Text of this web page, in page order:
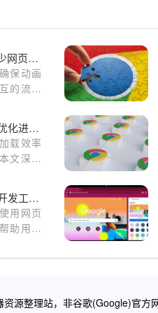
如何通过Google Chrome减少网页动画的加载延迟
保动画
的流畅
谷歌浏览器手机版网页加载优化进阶技巧
载效率
文深度
谷歌浏览器下载完成后网页开发工具使用技巧
用网页
助用户
源整理站，非谷歌(Google)官方